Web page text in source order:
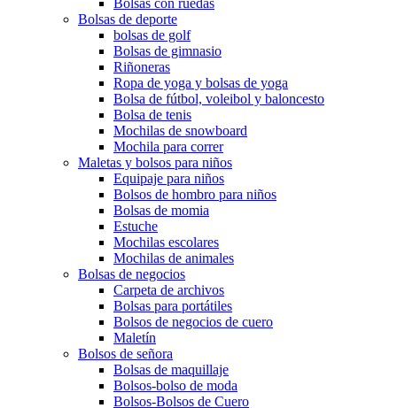
Bolsas con ruedas
Bolsas de deporte
bolsas de golf
Bolsas de gimnasio
Riñoneras
Ropa de yoga y bolsas de yoga
Bolsa de fútbol, ​​voleibol y baloncesto
Bolsa de tenis
Mochilas de snowboard
Mochila para correr
Maletas y bolsos para niños
Equipaje para niños
Bolsos de hombro para niños
Bolsas de momia
Estuche
Mochilas escolares
Mochilas de animales
Bolsas de negocios
Carpeta de archivos
Bolsas para portátiles
Bolsos de negocios de cuero
Maletín
Bolsos de señora
Bolsas de maquillaje
Bolsos-bolso de moda
Bolsos-Bolsos de Cuero